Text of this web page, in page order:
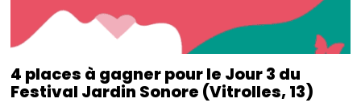
4 places à gagner pour le Jour 3 du
Festival Jardin Sonore (Vitrolles, 13)